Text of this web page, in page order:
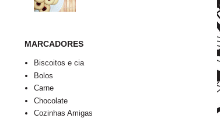
MARCADORES
Biscoitos e cia
Bolos
Carne
Chocolate
Cozinhas Amigas